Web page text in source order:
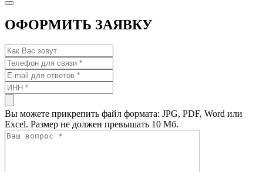
ОФОРМИТЬ ЗАЯВКУ
Вы можете прикрепить файл формата: JPG, PDF, Word или
Excel. Размер не должен превышать 10 Мб.